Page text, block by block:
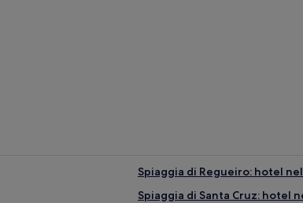
Spiaggia di Regueiro: hotel
Spiaggia di Santa Cruz: hotel